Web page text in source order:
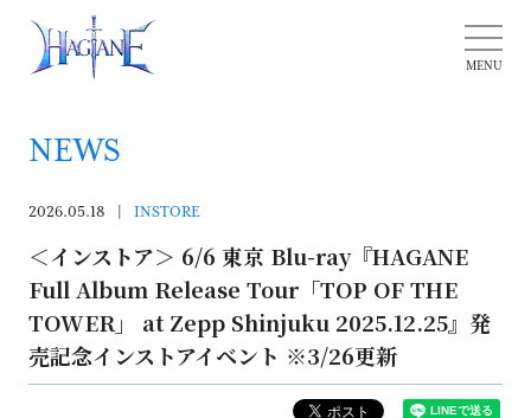
NEWS
2026.05.18 INSTORE
＜インストア＞ 6/6 東京 Blu-ray『HAGANE
Full Album Release Tour「TOP OF THE
TOWER」 at Zepp Shinjuku 2025.12.25』発
売記念インストアイベント ※3/26更新